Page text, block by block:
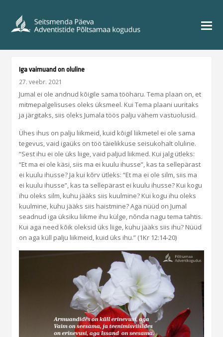
Iga vaimuand on oluline
27. veebr. 2021
Jumal ei ole andnud kõigile sama tööharu. Tema plaan on, et
mitmepalgelisuses oleks üksmeel. Kui Tema plaani uuritaks
ja järgitaks, siis oleks Jumala töös palju vähem vastuolusid.
Ühes ihus on palju liikmeid, kuid kõigil liikmetel ei ole sama
tegevus, vaid igaüks on töö täielikkuse seisukohalt oluline.
“Sest ihu ei ole üks liige, vaid paljud liikmed. Kui jalg ütleks:
“Et ma ei ole käsi, siis ma ei kuulu ihusse”, kas ta sellepärast
ei kuulu ihusse? Ja kui kõrv ütleks: “Et ma ei ole silm, siis ma
ei kuulu ihusse”, kas ta sellepärast ei kuulu ihusse? Kui kogu
ihu oleks silm, kuhu jääks siis kuulmine? Kui kogu ihu oleks
kuulmine, kuhu jääks siis haistmine? Aga nüüd on Jumal
seadnud iga üksiku liikme ihu külge, nõnda nagu tema tahtis.
Kui aga need kõik oleksid üks liige, kuhu jääks siis ihu? Nüüd
on aga küll palju liikmeid, kuid üks ihu.” (1Kr 12:14-20)